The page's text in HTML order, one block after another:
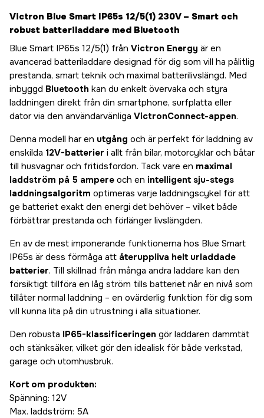
Victron Blue Smart IP65s 12/5(1) 230V – Smart och
robust batteriladdare med Bluetooth
Blue Smart IP65s 12/5(1) från Victron Energy är en
avancerad batteriladdare designad för dig som vill ha pålitlig
prestanda, smart teknik och maximal batterilivslängd. Med
inbyggd Bluetooth kan du enkelt övervaka och styra
laddningen direkt från din smartphone, surfplatta eller
dator via den användarvänliga VictronConnect-appen.
Denna modell har en utgång och är perfekt för laddning av
enskilda 12V-batterier i allt från bilar, motorcyklar och båtar
till husvagnar och fritidsfordon. Tack vare en maximal
laddström på 5 ampere och en intelligent sju-stegs
laddningsalgoritm optimeras varje laddningscykel för att
ge batteriet exakt den energi det behöver – vilket både
förbättrar prestanda och förlänger livslängden.
En av de mest imponerande funktionerna hos Blue Smart
IP65s är dess förmåga att återuppliva helt urladdade
batterier. Till skillnad från många andra laddare kan den
försiktigt tillföra en låg ström tills batteriet når en nivå som
tillåter normal laddning – en ovärderlig funktion för dig som
vill kunna lita på din utrustning i alla situationer.
Den robusta IP65-klassificeringen gör laddaren dammtät
och stänksäker, vilket gör den idealisk för både verkstad,
garage och utomhusbruk.
Kort om produkten:
Spänning: 12V
Max. laddström: 5A